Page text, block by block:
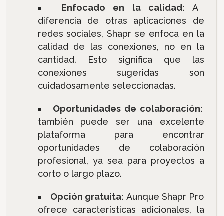
Enfocado en la calidad:A
diferencia de otras aplicaciones de
redes sociales, Shapr se enfoca en la
calidad de las conexiones, no en la
cantidad. Esto significa que las
conexiones sugeridas son
cuidadosamente seleccionadas.
Oportunidades de colaboración:
también puede ser una excelente
plataforma para encontrar
oportunidades de colaboración
profesional, ya sea para proyectos a
corto o largo plazo.
Opción gratuita: Aunque Shapr Pro
ofrece características adicionales, la